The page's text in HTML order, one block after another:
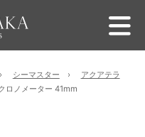
シーマスター
アクアテラ
ロノメーター 41mm